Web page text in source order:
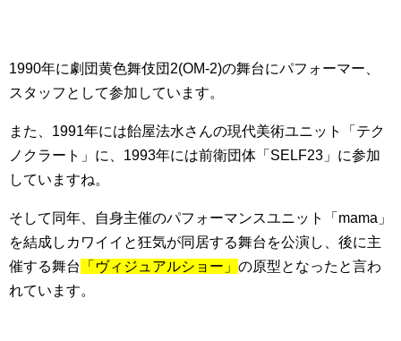
1990年に劇団黄色舞伎団2(OM-2)の舞台にパフォーマー、
スタッフとして参加しています。
また、1991年には飴屋法水さんの現代美術ユニット「テク
ノクラート」に、1993年には前衛団体「SELF23」に参加
していますね。
そして同年、自身主催のパフォーマンスユニット「mama」
を結成しカワイイと狂気が同居する舞台を公演し、後に主
催する舞台
「ヴィジュアルショー」 の原型となったと言わ
れています。